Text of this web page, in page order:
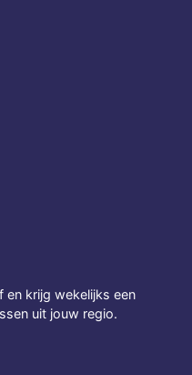
en krijg wekelijks een
uit jouw regio.